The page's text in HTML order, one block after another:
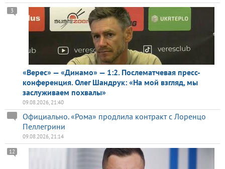
«Верес» — «Динамо» — 1:2. Послематчевая пресс-
конференция. Олег Шандрук: «На мой взгляд, мы
заслуживаем похвалы»
3
09.08.2026, 21:40
Официально. «Рома» продлила контракт с Лоренцо
Пеллегрини
09.08.2026, 21:14
12